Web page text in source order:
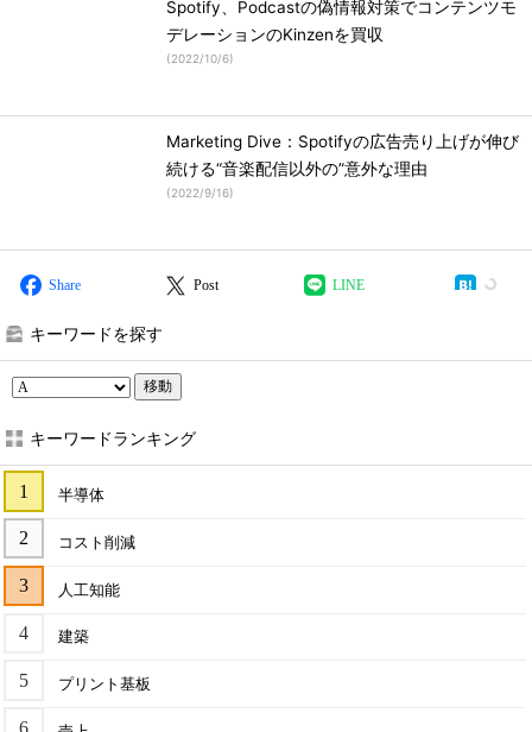
Spotify、Podcastの偽情報対策でコンテンツモ
デレーションのKinzenを買収
(2022/10/6)
Marketing Dive：Spotifyの広告売り上げが伸び
続ける“音楽配信以外の”意外な理由
(2022/9/16)
Share Post LINE
キーワードを探す
移動
キーワードランキング
半導体
コスト削減
人工知能
建築
プリント基板